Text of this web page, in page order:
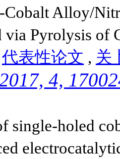
Cobalt Alloy/
via Pyrolysis of
代表性论文 , 关
4,
single-holed